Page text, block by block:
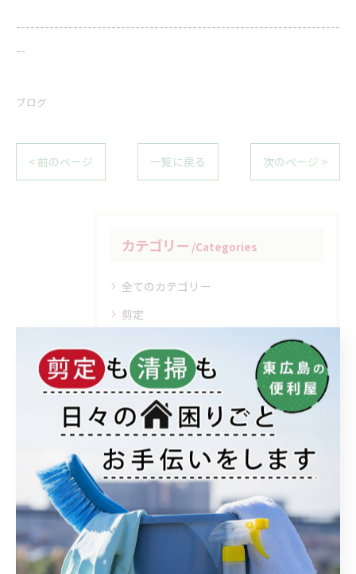
--------------------------------------------------------------------
--
ブログ
< 前のページ 一覧に戻る 次のページ >
カテゴリー Categories
全てのカテゴリー
剪定
リフォーム
ハウスクリーニング
不用品回収
ブログ
最近の投稿 Recent Posts